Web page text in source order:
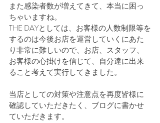
また感染者数が増えてきて、本当に困っ
ちゃいますね。
THE DAYとしては、お客様の人数制限等を
するのは今後お店を運営していくにあた
り非常に難しいので、お店、スタッフ、
お客様の心掛けを信じて、自分達に出来
ること考えて実行してきました。
当店としての対策や注意点を再度皆様に
確認していただきたく、ブログに書かせ
ていただきます。